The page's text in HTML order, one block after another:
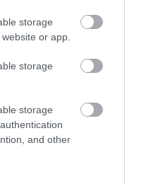
storage
or app.
storage
storage
and other
olyan épületet
mintha lepattintott
3D-s nyomtatóval
– a kérdés
és pénz.
Wiesflecher arch.